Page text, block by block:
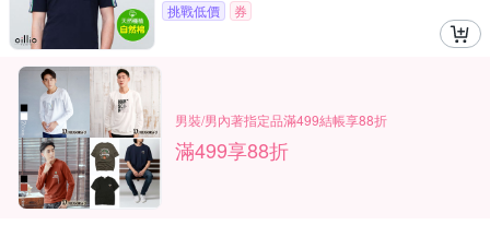
挑戰低價 券
男裝/男內著指定品滿499結帳享88折
滿499享88折